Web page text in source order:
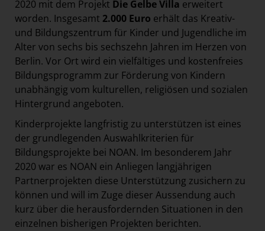
2020 mit dem Projekt Die Gelbe Villa erweitert
worden. Insgesamt 2.000 Euro erhält das Kreativ-
und Bildungszentrum für Kinder und Jugendliche im
Alter von sechs bis sechszehn Jahren im Herzen von
Berlin. Vor Ort wird ein vielfältiges und kostenfreies
Bildungsprogramm zur Förderung von Kindern
unabhängig vom kulturellen, religiösen und sozialen
Hintergrund angeboten.
Kinderprojekte langfristig zu unterstützen ist eines
der grundlegenden Auswahlkriterien für
Bildungsprojekte bei NOAN. Im besonderem Jahr
2020 war es NOAN ein Anliegen langjährigen
Partnerprojekten diese Unterstützung zusichern zu
können und will im Zuge dieser Aussendung auch
kurz über die herausfordernden Situationen in den
einzelnen bisherigen Projekten berichten.